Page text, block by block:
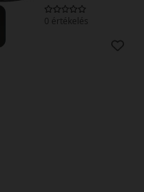
0 értékelés